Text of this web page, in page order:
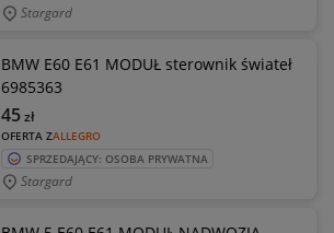
Stargard
BMW E60 E61 MODUŁ sterownik świateł
6985363
OFERTA ZALLEGRO
45zł
SPRZEDAJĄCY: OSOBA PRYWATNA
Stargard